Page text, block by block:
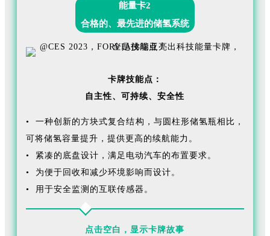
能量卡2
合格的、最先进的储氢系统
卡牌技能点：
自主性、可持续、安全性
• 一种创新的方块式复合结构，与圆柱形储氢瓶相比，
可将储氢容量提升，提供更高的续航能力。
• 紧凑的底盘设计，满足电动汽车的布置要求。
• 为便于回收和减少环境影响而设计。
• 用于安全监测的互联传感器。
点击空白，显示卡牌故事